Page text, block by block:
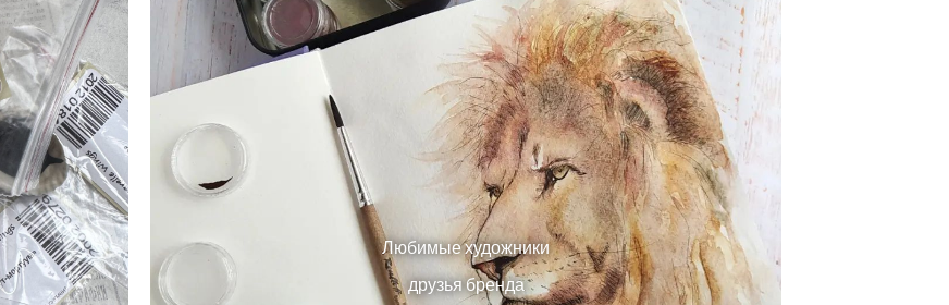
Любимые художники
друзья бренда